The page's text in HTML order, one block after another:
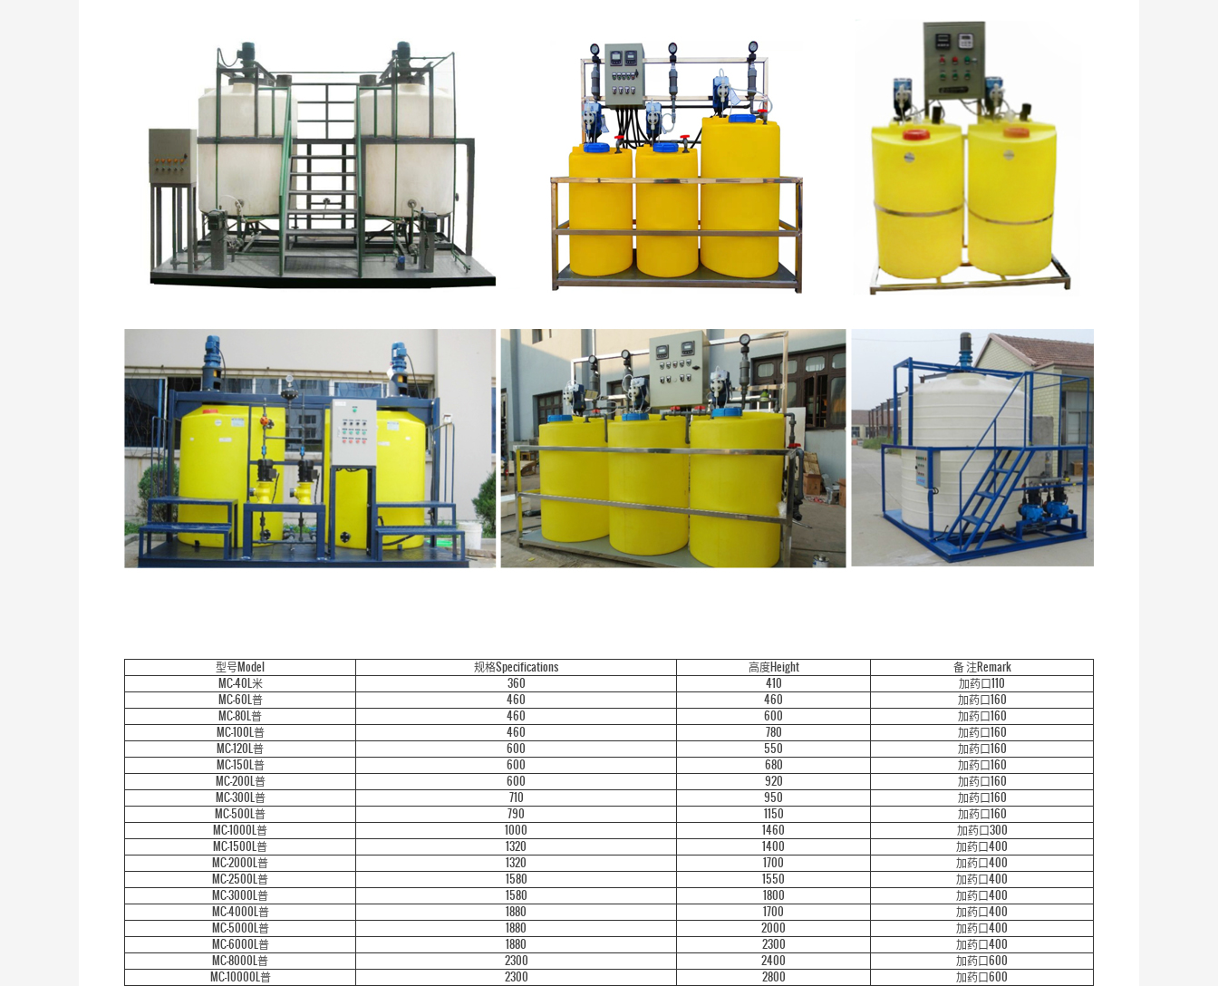
型号Model 规格Specifications 高度Height
备 注Remark
MC-40L米
360 410
加药口110
MC-60L普
460 460
加药口160
MC-80L普
460 600
加药口160
MC-100L普
460 780
加药口160
MC-120L普
600 550
加药口160
MC-150L普
600 680
加药口160
MC-200L普
600 920
加药口160
MC-300L普
710 950
加药口160
MC-500L普
790 1150
加药口160
MC-1000L普
1000 1460
加药口300
MC-1500L普
1320 1400
加药口400
MC-2000L普
1320 1700
加药口400
MC-2500L普
1580 1550
加药口400
MC-3000L普
1580 1800
加药口400
MC-4000L普
1880 1700
加药口400
MC-5000L普
1880 2000
加药口400
MC-6000L普
1880 2300
加药口400
MC-8000L普
2300 2400
加药口600
MC-10000L普
2300 2800 加药口600